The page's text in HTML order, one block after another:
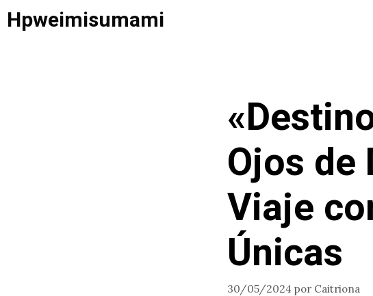
Saltar
alHpweimisumami
Ojos de
Viaje
Únicas
30/05/2024 por Caitriona